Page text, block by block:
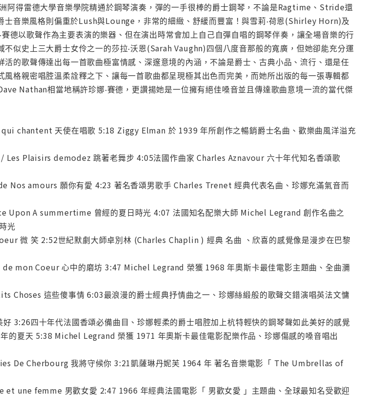
阿得雷德大學音樂學院精通於鋼琴演奏，彈的一手很棒的爵士鋼琴，不論是Ragtime、Stride還
士音樂風格則偏重於Lush與Lounge，非常的細緻、舒緩而豐富！與雪莉‧荷恩(Shirley Horn)及
德以歌聲作為主要表演的樂器、但在演出時常會加上自己自彈自唱的鋼琴伴奏，讓全場音樂的行
似史上三大爵士女伶之一的莎拉‧沃恩(Sarah Vaughn)四個八度音那般的寬廣，但她卻能充分運
的歌聲傳達出每一首歌曲極富情感、深邃意境的內涵，不論是爵士、古典小品、流行、還是任
格親密唱腔溫柔詮釋之下、讓每一首歌曲都呈現極其出色而完美，而她所出版的每一張專輯都
Nathan相當地稱許珍娜‧賽德，更讚揚她是一位擁有絕佳嗓音並且傳達歌曲意境一流的當代傑
chantent 天使在唱歌 5:18 Ziggy Elman 於 1939 年所創作之暢銷爵士名曲、歡樂曲風洋溢充
Plaisirs demodez 跳著老舞步 4:05法國作曲家 Charles Aznavour 六十年代知名香頌歌
amours 願你有愛 4:23 著名香頌男歌手 Charles Trenet 經典代表名曲、珍娜充滿氣音而
A summertime 曾經的夏日時光 4:07 法國知名配樂大師 Michel Legrand 創作名曲之
光
微 笑 2:52世紀默劇大師卓別林 (Charles Chaplin ) 經典 名曲 、欣喜的感覺像是漫步在巴黎
mon Coeur 心中的磨坊 3:47 Michel Legrand 榮獲 1968 年奧斯卡最佳電影主題曲、全曲瀰
這些傻事情 6:03最浪漫的爵士經典抒情曲之一、珍娜絲緞般的歌聲交錯演唱英法文慵
3:26四十年代法國香頌必備曲目、珍娜輕柔的爵士唱腔加上杭特輕快的鋼琴聲如此美好的感覺
夏天 5:38 Michel Legrand 榮獲 1971 年奧斯卡最佳電影配樂作品、珍娜傷感的嗓音唱出
De Cherbourg 我將守候你 3:21凱薩琳丹妮芙 1964 年 著名音樂電影「 The Umbrellas of
une femme 男歡女愛 2:47 1966 年經典法國電影「 男歡女愛 」主題曲、全球最知名受歡迎